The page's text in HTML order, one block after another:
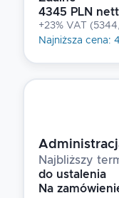
4345 PLN
+23% VAT (
Najniższa cena:
Najbliższy
do ustalenia
Na